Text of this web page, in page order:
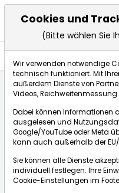
Nachrichten
Börse:
Cookies und
(Bitte wählen Sie
Wir verwenden notwendige
technisch funktioniert. Mit
außerdem Dienste von
Videos,
Dabei können Informationen
ausgelesen und
Google/YouTube oder Meta
kann auch außerhalb der
Sie können alle Dienste
individuell festlegen. Ihre
Cookie-Einstellungen im